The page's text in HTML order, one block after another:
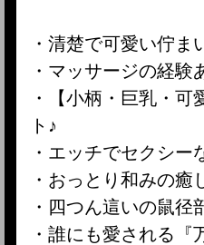
・清楚で可愛い佇ま
・マッサージの経験
・【小柄・巨乳・可
ト♪
・エッチでセクシー
・おっとり和みの癒
・四つん這いの鼠径
・誰にも愛される『